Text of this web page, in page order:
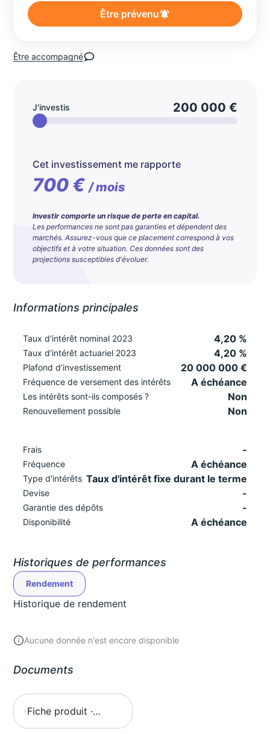
Être prévenu
Être accompagné
J'investis 200 000 €
Cet investissement me rapporte
700 €/ mois
Investir comporte un risque de perte en capital.
Les performances ne sont pas garanties et dépendent des
marchés. Assurez-vous que ce placement correspond à vos
objectifs et à votre situation. Ces données sont des
projections susceptibles d'évoluer.
Informations principales
Taux d'intérêt nominal 2023 4,20 %
Taux d'intérêt actuariel 2023 4,20 %
Plafond d’investissement 20 000 000 €
Fréquence de versement des intérêts A échéance
Les intérêts sont-ils composés ? Non
Renouvellement possible Non
Frais -
Fréquence A échéance
Type d'intérêts Taux d'intérêt fixe durant le terme
Devise -
Garantie des dépôts -
Disponibilité A échéance
Historiques de performances
Rendement
Historique de rendement
Aucune donnée n'est encore disponible
Documents
Fiche produit ·
Compte à terme